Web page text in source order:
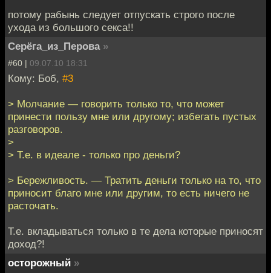
потому рабынь следует отпускать строго после
ухода из большого секса!!
Серёга_из_Перова »
#60 | 09.07.10 18:31
Кому: Боб, #3
> Молчание — говорить только то, что может
принести пользу мне или другому; избегать пустых
разговоров.
>
> Т.е. в идеале - только про деньги?
> Бережливость. — Тратить деньги только на то, что
приносит благо мне или другим, то есть ничего не
расточать.
Т.е. вкладываться только в те дела которые приносят
доход?!
осторожный »